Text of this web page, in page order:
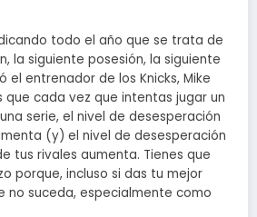
todo el año que se trata de
la siguiente posesión, la siguiente
el entrenador de los Knicks, Mike
que cada vez que intentas jugar un
serie, el nivel de desesperación
(y) el nivel de desesperación
tus rivales aumenta. Tienes que
porque, incluso si das tu mejor
no suceda, especialmente como